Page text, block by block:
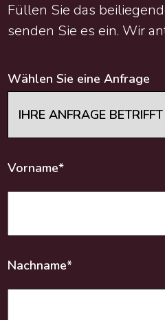
Füllen Sie das
senden Sie es ein. Wir
Wählen Sie eine Anfrage
Vorname*
Nachname*